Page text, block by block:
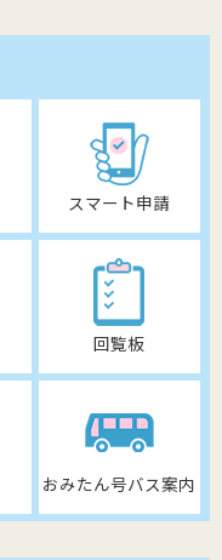
スマート申請
回覧板
おみたん号バス案内